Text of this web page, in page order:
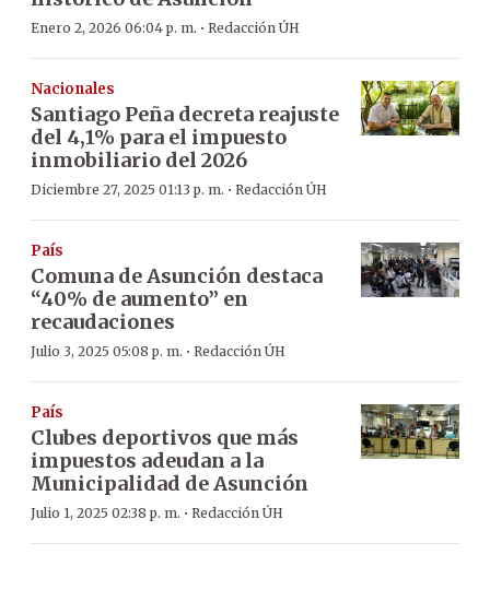
Enero 2, 2026 06:04 p. m. · Redacción ÚH
Nacionales
Santiago Peña decreta reajuste
del 4,1% para el impuesto
inmobiliario del 2026
Diciembre 27, 2025 01:13 p. m. · Redacción ÚH
País
Comuna de Asunción destaca
“40% de aumento” en
recaudaciones
Julio 3, 2025 05:08 p. m. · Redacción ÚH
País
Clubes deportivos que más
impuestos adeudan a la
Municipalidad de Asunción
Julio 1, 2025 02:38 p. m. · Redacción ÚH